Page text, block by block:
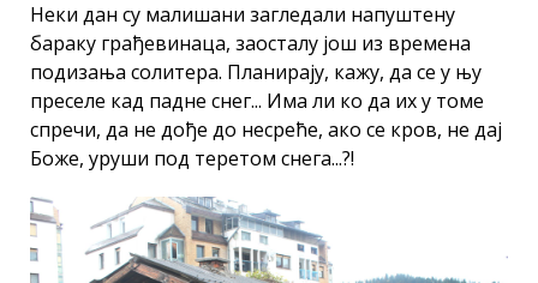
Неки дан су малишани загледали напуштену
бараку грађевинаца, заосталу још из времена
подизања солитера. Планирају, кажу, да се у њу
преселе кад падне снег... Има ли ко да их у томе
спречи, да не дође до несреће, ако се кров, не дај
Боже, уруши под теретом снега...?!